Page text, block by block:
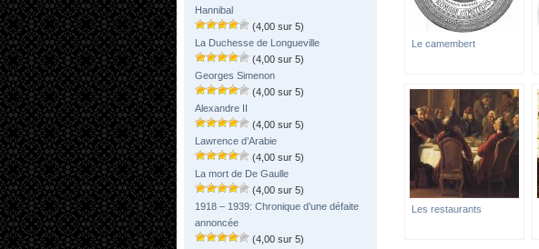
Hannibal
(4,00 sur 5)
La Duchesse de Longueville
(4,00 sur 5)
Georges Simenon
(4,00 sur 5)
Alexandre II
(4,00 sur 5)
Lawrence d’Arabie
(4,00 sur 5)
La mort de De Gaulle
(4,00 sur 5)
1918 – 1939: Chronique d’une défaite
annoncée
(4,00 sur 5)
Le camembert
Les restaurants